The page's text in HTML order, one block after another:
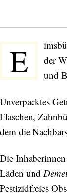
E
der
und
Unverpacktes
Flaschen,
dem die
Die
Läden und
Pestizidfreies